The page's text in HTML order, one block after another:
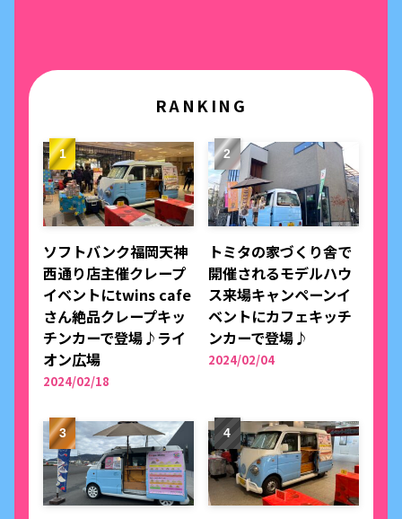
RANKING
ソフトバンク福岡天神
西通り店主催クレープ
イベントにtwins cafe
さん絶品クレープキッ
チンカーで登場♪ライ
オン広場
2024/02/18
トミタの家づくり舎で
開催されるモデルハウ
ス来場キャンペーンイ
ベントにカフェキッチ
ンカーで登場♪
2024/02/04